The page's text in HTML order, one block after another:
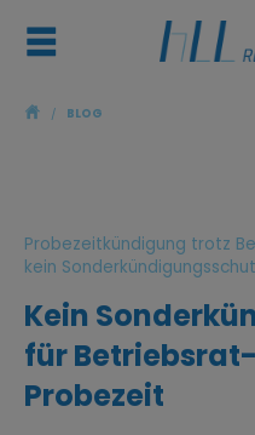
ŷ / BLOG
Probezeitkündigung trotz
kein
Kein
für
Probezeit